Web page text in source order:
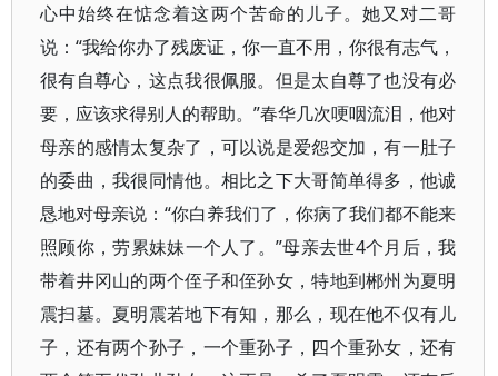
心中始终在惦念着这两个苦命的儿子。她又对二哥
说：“我给你办了残废证，你一直不用，你很有志气，
很有自尊心，这点我很佩服。但是太自尊了也没有必
要，应该求得别人的帮助。”春华几次哽咽流泪，他对
母亲的感情太复杂了，可以说是爱怨交加，有一肚子
的委曲，我很同情他。相比之下大哥简单得多，他诚
恳地对母亲说：“你白养我们了，你病了我们都不能来
照顾你，劳累妹妹一个人了。”母亲去世4个月后，我
带着井冈山的两个侄子和侄孙女，特地到郴州为夏明
震扫墓。夏明震若地下有知，那么，现在他不仅有儿
子，还有两个孙子，一个重孙子，四个重孙女，还有